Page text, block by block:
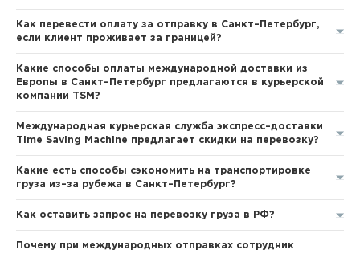
Как перевести оплату за отправку в Санкт–Петербург,
если клиент проживает за границей?
Какие способы оплаты международной доставки из
Европы в Санкт–Петербург предлагаются в курьерской
компании TSM?
Международная курьерская служба экспресс–доставки
Time Saving Machine предлагает скидки на перевозку?
Какие есть способы сэкономить на транспортировке
груза из–за рубежа в Санкт–Петербург?
Как оставить запрос на перевозку груза в РФ?
Почему при международных отправках сотрудник